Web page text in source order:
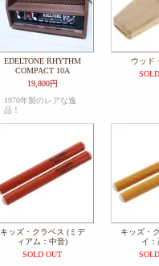
EDELTONE RHYTHM
COMPACT 10A
19,800円
1970年製のレアな逸
品！
ウッド
キッズ・クラベス (ミデ
ィアム：中音)
SOLD OUT
キッズ・
イ